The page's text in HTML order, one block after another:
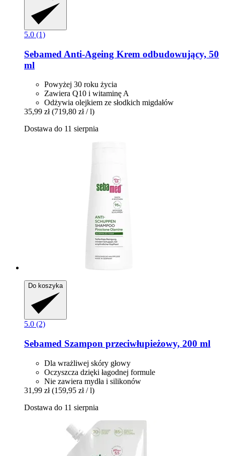
5.0 (1)
Sebamed Anti-​Ageing Krem odbudowujący, 50
ml
Powyżej 30 roku życia
Zawiera Q10 i witaminę A
Odżywia olejkiem ze słodkich migdałów
35,99 zł (719,80 zł / l)
Dostawa do 11 sierpnia
Do koszyka
5.0 (2)
Sebamed Szampon przeciwłupieżowy, 200 ml
Dla wrażliwej skóry głowy
Oczyszcza dzięki łagodnej formule
Nie zawiera mydła i silikonów
31,99 zł (159,95 zł / l)
Dostawa do 11 sierpnia